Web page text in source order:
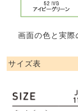
画面の色と実際
サイズ表